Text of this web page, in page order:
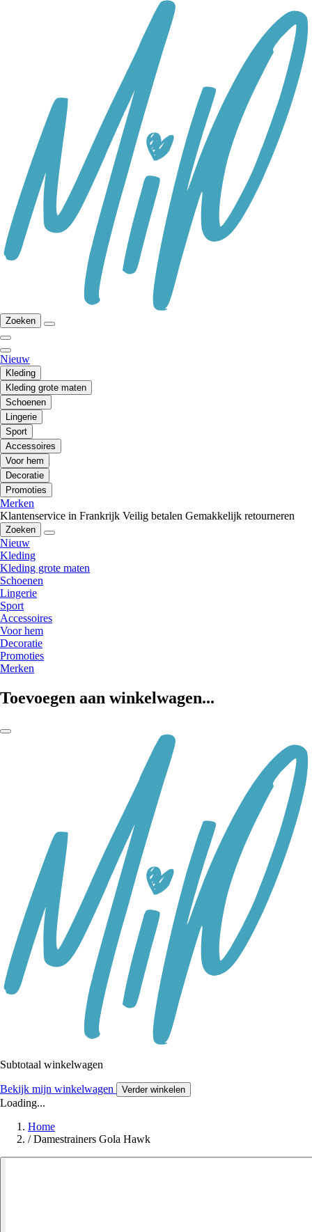
Zoeken
Nieuw
Kleding
Kleding grote maten
Schoenen
Lingerie
Sport
Accessoires
Voor hem
Decoratie
Promoties
Merken
Klantenservice in Frankrijk Veilig betalen Gemakkelijk retourneren
Zoeken
Nieuw
Kleding
Kleding grote maten
Schoenen
Lingerie
Sport
Accessoires
Voor hem
Decoratie
Promoties
Merken
Toevoegen aan winkelwagen...
Subtotaal winkelwagen
Bekijk mijn winkelwagen Verder winkelen
Loading...
Home
/ Damestrainers Gola Hawk